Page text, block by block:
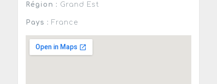
Région : Grand Est
Pays : France